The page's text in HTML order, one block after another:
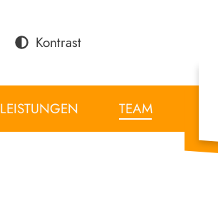
Kontrast
LEISTUNGEN TEAM